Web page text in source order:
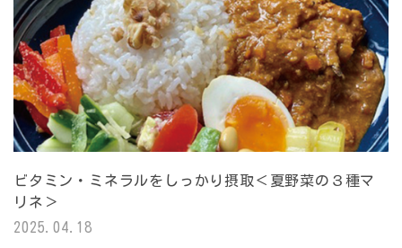
ビタミン・ミネラルをしっかり摂取＜夏野菜の３種マ
リネ＞
2025.04.18